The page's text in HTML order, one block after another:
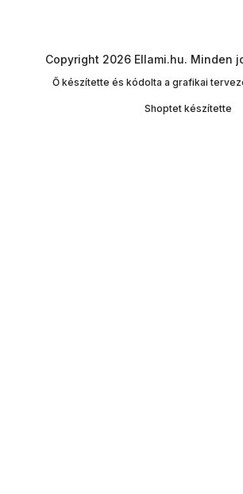
Shoptet készítette
Copyright 2026 Ellami.hu. Minden
Ő készítette és kódolta a grafikai